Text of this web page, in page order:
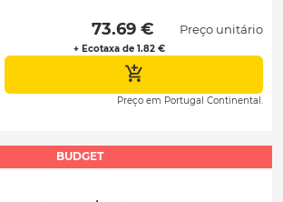
73.69 €
+ Ecotaxa de 1.82 €
Preço unitário
Preço em Portugal Continental.
BUDGET